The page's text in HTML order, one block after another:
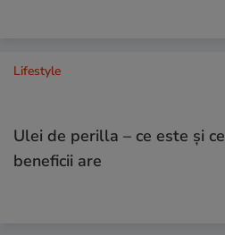
Lifestyle
Ulei de perilla – ce este și ce
beneficii are